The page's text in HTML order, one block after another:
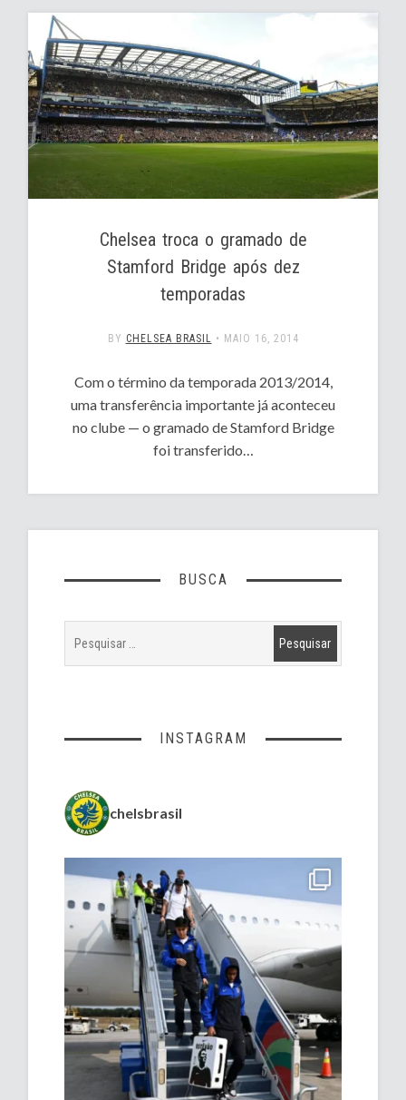
Chelsea troca o gramado de
Stamford Bridge após dez
temporadas
BY CHELSEA BRASIL • MAIO 16, 2014
Com o término da temporada 2013/2014,
uma transferência importante já aconteceu
no clube — o gramado de Stamford Bridge
foi transferido…
BUSCA
INSTAGRAM
chelsbrasil